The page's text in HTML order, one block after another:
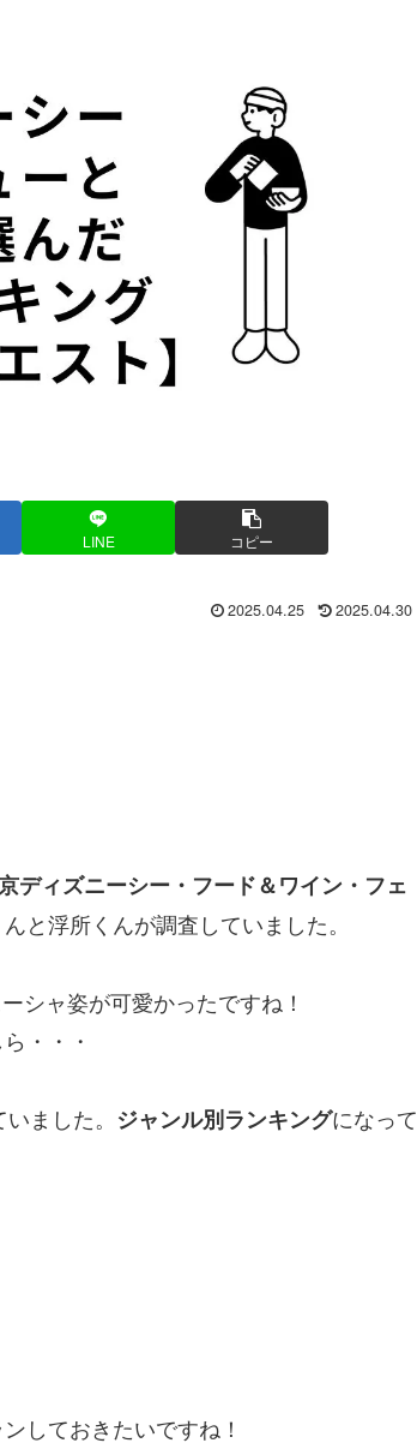
LINE コピー
2025.04.25 2025.04.30
ディズニーシー・フード＆ワイン・フェ
と浮所くんが調査していました。
シャ姿が可愛かったですね！
・・・
ました。 ジャンル別ランキングになって
しておきたいですね！